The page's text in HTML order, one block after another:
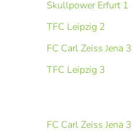
Skullpower Erfurt 1
TFC Leipzig 2
FC Carl Zeiss Jena 3
TFC Leipzig 3
FC Carl Zeiss Jena 3